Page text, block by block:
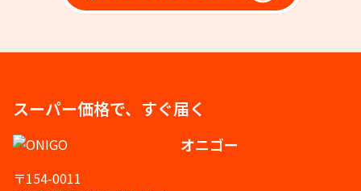
スーパー価格で、すぐ届く
オニゴー
〒154-0011